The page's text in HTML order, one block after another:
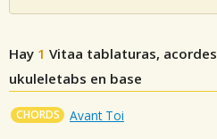
Hay 1 Vitaa tablaturas,
ukuleletabs en base
CHORDS Avant Toi